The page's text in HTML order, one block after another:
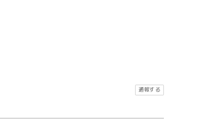
通報する